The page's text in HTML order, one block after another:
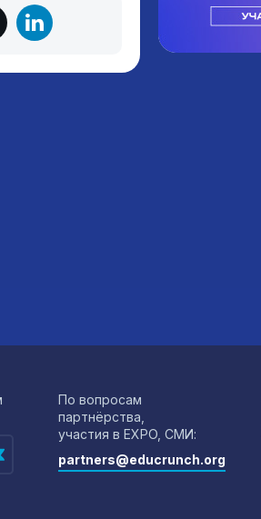
По вопросам
партнёрства,
участия в EXPO, СМИ:
partners@educrunch.org